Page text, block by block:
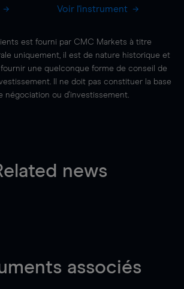
Voir l'instrument
est fourni par CMC Markets à titre
uniquement, il est de nature historique et
une quelconque forme de conseil de
Il ne doit pas constituer la base
négociation ou d'investissement.
news
associés